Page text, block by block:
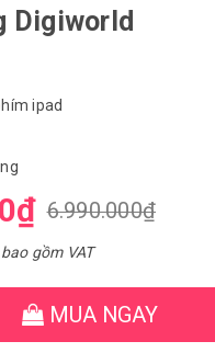
Digiworld
ipad
6.990.000₫
gồm VAT
MUA NGAY